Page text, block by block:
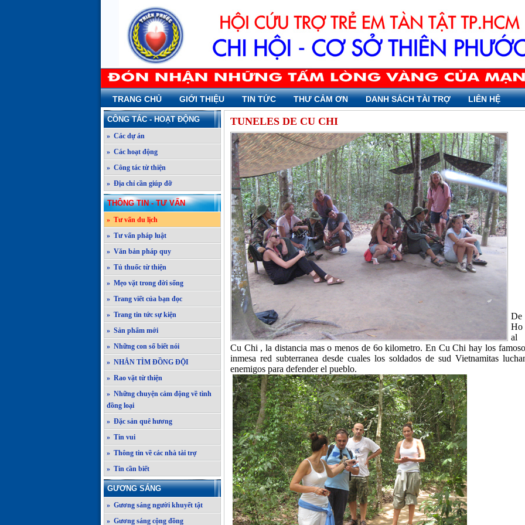
TRANG CHỦ GIỚI THIỆU TIN TỨC THƯ CẢM ƠN DANH SÁCH TÀI TRỢ LIÊN HỆ
CÔNG TÁC - HOẠT ĐỘNG
» Các dự án
» Các hoạt động
» Công tác từ thiện
» Địa chỉ cần giúp đỡ
THÔNG TIN - TƯ VẤN
» Tư vấn du lịch
» Tư vấn pháp luật
» Văn bản pháp quy
» Tủ thuốc từ thiện
» Mẹo vặt trong đời sống
» Trang viết của bạn đọc
» Trang tin tức sự kiện
» Sản phẩm mới
» Những con số biết nói
» NHẮN TÌM ĐỒNG ĐỘI
» Rao vặt từ thiện
» Những chuyện cảm động về tình
đồng loại
» Đặc sản quê hương
» Tin vui
» Thông tin về các nhà tài trợ
» Tin cần biết
GƯƠNG SÁNG
» Gương sáng người khuyết tật
» Gương sáng cộng đồng
TUNELES DE CU CHI
al
Cu Chi , la distancia mas o menos de 6o kilometro. En Cu Chi hay los
inmesa red subterranea desde cuales los soldados de sud Vietnamitas
enemigos para defender el pueblo.